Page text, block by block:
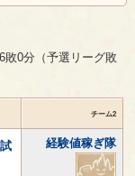
敗0分（予選リーグ敗
チーム2
経験値稼ぎ隊